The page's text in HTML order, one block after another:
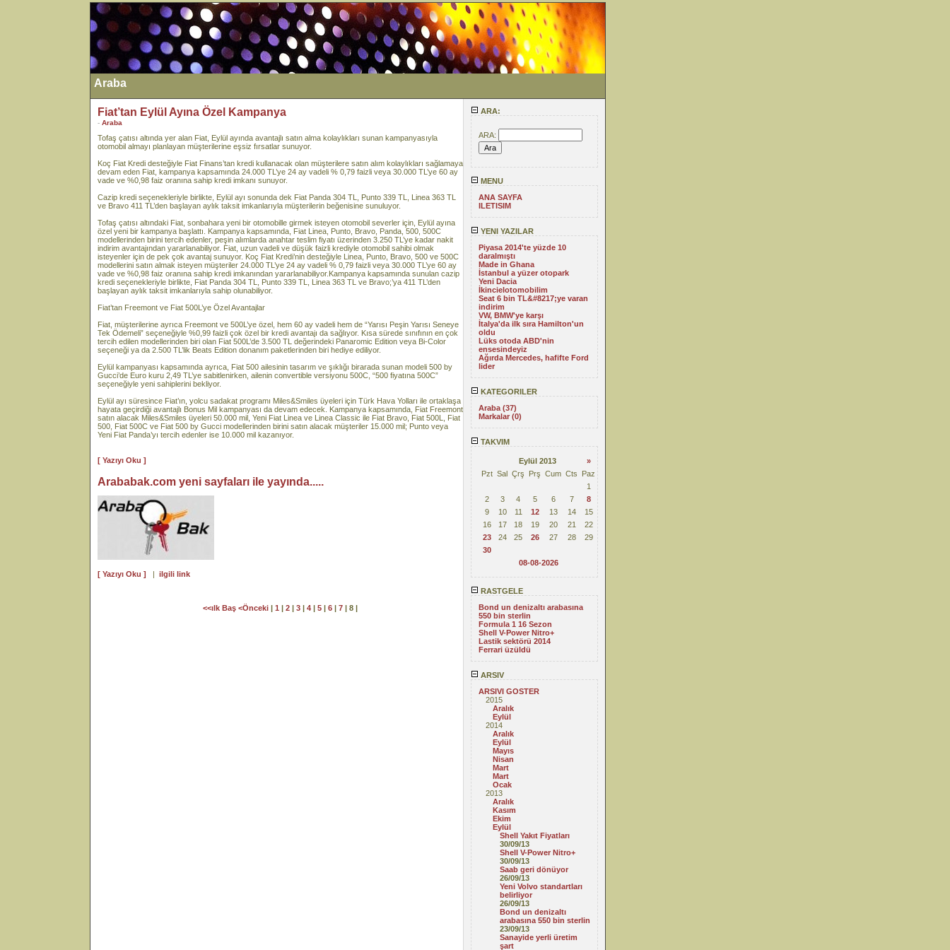
Araba
ARA:
ARA:
MENU
ANA SAYFA
ILETISIM
YENI YAZILAR
Piyasa 2014'te yüzde 10
daralmıştı
Made in Ghana
İstanbul a yüzer otopark
Yeni Dacia
İkincielotomobilim
Seat 6 bin TL&#8217;ye varan
indirim
VW, BMW'ye karşı
İtalya'da ilk sıra Hamilton'un
oldu
Lüks otoda ABD'nin
ensesindeyiz
Ağırda Mercedes, hafifte Ford
lider
KATEGORILER
Araba (37)
Markalar (0)
TAKVIM
Eylül 2013
»
Pzt Sal Çrş Prş Cum Cts
Paz
1
2
3 4 5 6 7
8
9
10 11 12 13 14
15
16
17 18 19 20 21
22
23
24 25 26 27 28
29
30
08-08-2026
RASTGELE
Bond un denizaltı arabasına
550 bin sterlin
Formula 1 16 Sezon
Shell V-Power Nitro+
Lastik sektörü 2014
Ferrari üzüldü
ARSIV
ARSIVI GOSTER
2015
Aralık
Eylül
2014
Aralık
Eylül
Mayıs
Nisan
Mart
Mart
Ocak
2013
Aralık
Kasım
Ekim
Eylül
Shell Yakıt Fiyatları
30/09/13
Shell V-Power Nitro+
30/09/13
Saab geri dönüyor
26/09/13
Yeni Volvo standartları
belirliyor
26/09/13
Bond un denizaltı
arabasına 550 bin sterlin
23/09/13
Sanayide yerli üretim
şart
Fiat’tan Eylül Ayına Özel Kampanya
- Araba
Tofaş çatısı altında yer alan Fiat, Eylül ayında avantajlı satın alma kolaylıkları sunan kampanyasıyla
otomobil almayı planlayan müşterilerine eşsiz fırsatlar sunuyor.
Koç Fiat Kredi desteğiyle Fiat Finans’tan kredi kullanacak olan müşterilere satın alım kolaylıkları sağlamaya
devam eden Fiat, kampanya kapsamında 24.000 TL’ye 24 ay vadeli % 0,79 faizli veya 30.000 TL’ye 60 ay
vade ve %0,98 faiz oranına sahip kredi imkanı sunuyor.
Cazip kredi seçenekleriyle birlikte, Eylül ayı sonunda dek Fiat Panda 304 TL, Punto 339 TL, Linea 363 TL
ve Bravo 411 TL’den başlayan aylık taksit imkanlarıyla müşterilerin beğenisine sunuluyor.
Tofaş çatısı altındaki Fiat, sonbahara yeni bir otomobille girmek isteyen otomobil severler için, Eylül ayına
özel yeni bir kampanya başlattı. Kampanya kapsamında, Fiat Linea, Punto, Bravo, Panda, 500, 500C
modellerinden birini tercih edenler, peşin alımlarda anahtar teslim fiyatı üzerinden 3.250 TL’ye kadar nakit
indirim avantajından yararlanabiliyor. Fiat, uzun vadeli ve düşük faizli krediyle otomobil sahibi olmak
isteyenler için de pek çok avantaj sunuyor. Koç Fiat Kredi’nin desteğiyle Linea, Punto, Bravo, 500 ve 500C
modellerini satın almak isteyen müşteriler 24.000 TL’ye 24 ay vadeli % 0,79 faizli veya 30.000 TL’ye 60 ay
vade ve %0,98 faiz oranına sahip kredi imkanından yararlanabiliyor.Kampanya kapsamında sunulan cazip
kredi seçenekleriyle birlikte, Fiat Panda 304 TL, Punto 339 TL, Linea 363 TL ve Bravo;’ya 411 TL’den
başlayan aylık taksit imkanlarıyla sahip olunabiliyor.
Fiat’tan Freemont ve Fiat 500L’ye Özel Avantajlar
Fiat, müşterilerine ayrıca Freemont ve 500L’ye özel, hem 60 ay vadeli hem de “Yarısı Peşin Yarısı Seneye
Tek Ödemeli” seçeneğiyle %0,99 faizli çok özel bir kredi avantajı da sağlıyor. Kısa sürede sınıfının en çok
tercih edilen modellerinden biri olan Fiat 500L’de 3.500 TL değerindeki Panaromic Edition veya Bi-Color
seçeneği ya da 2.500 TL’lik Beats Edition donanım paketlerinden biri hediye ediliyor.
Eylül kampanyası kapsamında ayrıca, Fiat 500 ailesinin tasarım ve şıklığı birarada sunan modeli 500 by
Gucci’de Euro kuru 2,49 TL’ye sabitlenirken, ailenin convertible versiyonu 500C, “500 fiyatına 500C”
seçeneğiyle yeni sahiplerini bekliyor.
Eylül ayı süresince Fiat’ın, yolcu sadakat programı Miles&Smiles üyeleri için Türk Hava Yolları ile ortaklaşa
hayata geçirdiği avantajlı Bonus Mil kampanyası da devam edecek. Kampanya kapsamında, Fiat Freemont
satın alacak Miles&Smiles üyeleri 50.000 mil, Yeni Fiat Linea ve Linea Classic ile Fiat Bravo, Fiat 500L, Fiat
500, Fiat 500C ve Fiat 500 by Gucci modellerinden birini satın alacak müşteriler 15.000 mil; Punto veya
Yeni Fiat Panda’yı tercih edenler ise 10.000 mil kazanıyor.
[ Yazıyı Oku ]
Arababak.com yeni sayfaları ile yayında.....
[ Yazıyı Oku ] | ilgili link
<<ılk Baş <Önceki | 1 | 2 | 3 | 4 | 5 | 6 | 7 | 8 |